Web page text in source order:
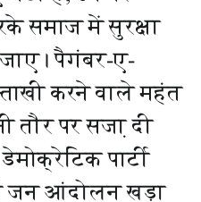
समाज में सुरक्षा
पैगंबर-ए-
करने वाले महंत
तौर पर सजा़ दी
पार्टी
जन आंदोलन खड़ा